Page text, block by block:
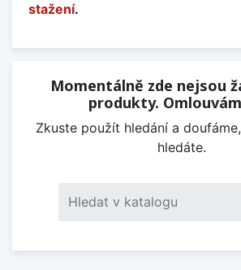
stažení.
Momentálně zde nejsou
produkty.
Zkuste použít hledání a
hledáte.